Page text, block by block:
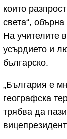
които
света“,
На учителите
усърдието и
българско.
„България е
географска
трябва да